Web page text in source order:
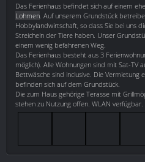
Das Ferienhaus befindet sich auf einem
Lohmen . Auf unserem Grundstück
Hobbylandwirtschaft, so dass Sie bei uns
Streicheln der Tiere haben. Unser
einem wenig befahrenen Weg.
Das Ferienhaus besteht aus 3
möglich). Alle Wohnungen sind mit Sat-TV
Bettwäsche sind inclusive. Die Vermietung
befinden sich auf dem Grundstück.
Die zum Haus gehörige Terasse mit
stehen zu Nutzung offen. WLAN verfügbar.